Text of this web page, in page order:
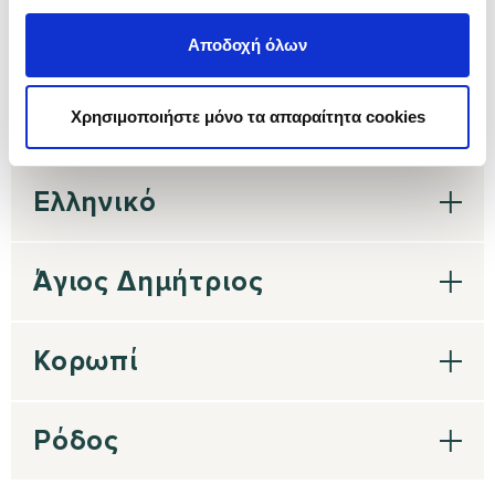
Αποδοχή όλων
Χρησιμοποιήστε μόνο τα απαραίτητα cookies
Γλυφάδα
Ελληνικό
Άγιος Δημήτριος
Κορωπί
Ρόδος